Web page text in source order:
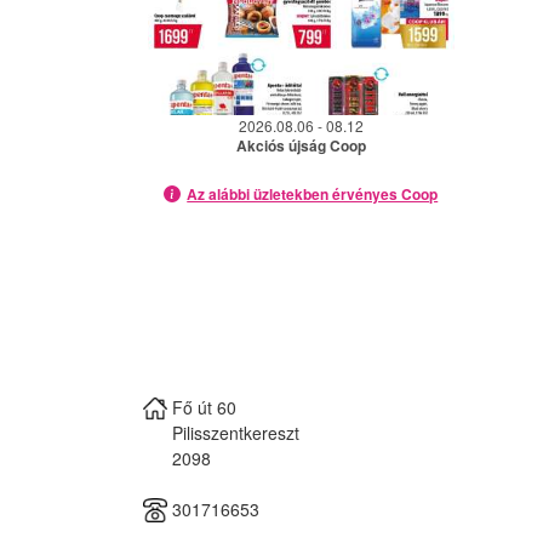
2026.08.06 - 08.12
Akciós újság Coop
Az alábbi üzletekben érvényes Coop
Fő út 60
Pilisszentkereszt
2098
301716653